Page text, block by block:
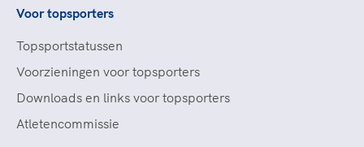
Voor topsporters
Topsportstatussen
Voorzieningen voor topsporters
Downloads en links voor topsporters
Atletencommissie